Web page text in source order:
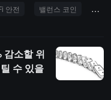
deposit)의 검증자(valid
개선 방안에 대해 더 자
은 거의 350만 달러가 증
을 수행하지 않았고 청
래로 본래 청산되지 않아
이익을 환전하여 실제로
안전 밸런스 코인 오
감소할 위
수 있을